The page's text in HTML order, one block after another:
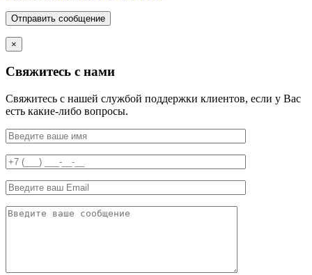
Отправить сообщение
×
Свяжитесь с нами
Свяжитесь с нашей службой поддержки клиентов, если у Вас
есть какие-либо вопросы.